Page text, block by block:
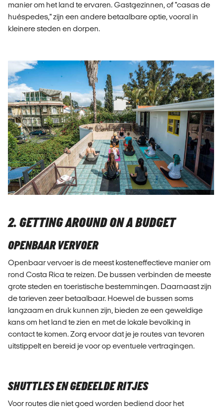
manier om het land te ervaren. Gastgezinnen, of "casas de
huéspedes," zijn een andere betaalbare optie, vooral in
kleinere steden en dorpen.
2. GETTING AROUND ON A BUDGET
OPENBAAR VERVOER
Openbaar vervoer is de meest kosteneffectieve manier om
rond Costa Rica te reizen. De bussen verbinden de meeste
grote steden en toeristische bestemmingen. Daarnaast zijn
de tarieven zeer betaalbaar. Hoewel de bussen soms
langzaam en druk kunnen zijn, bieden ze een geweldige
kans om het land te zien en met de lokale bevolking in
contact te komen. Zorg ervoor dat je je routes van tevoren
uitstippelt en bereid je voor op eventuele vertragingen.
SHUTTLES EN GEDEELDE RITJES
Voor routes die niet goed worden bediend door het